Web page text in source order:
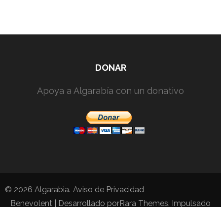
DONAR
Apoya a Algarabía con un donativo
© 2026 Algarabia. Aviso de Privacidad
Benevolent | Desarrollado porRara Themes. Impulsado